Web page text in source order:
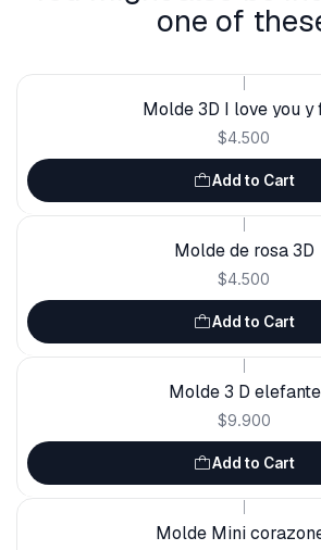
one of
Molde 3D I love you y
$4.500
Add to Cart
Molde de rosa 3D
$4.500
Add to Cart
Molde 3 D elefante
$9.900
Add to Cart
Molde Mini